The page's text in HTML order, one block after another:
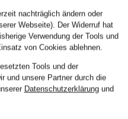
nachträglich ändern oder
Webseite). Der Widerruf hat
Verwendung der Tools und
von Cookies ablehnen.
Tools und der
und unsere Partner durch die
Datenschutzerklärungund